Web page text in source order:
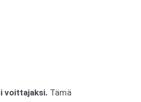
voittajaksi. Tämä